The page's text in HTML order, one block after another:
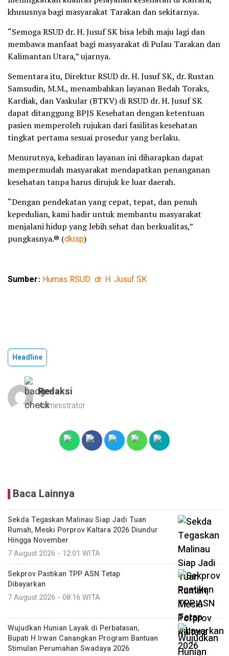
khususnya bagi masyarakat Tarakan dan sekitarnya.
“Semoga RSUD dr. H. Jusuf SK bisa lebih maju lagi dan
membawa manfaat bagi masyarakat di Pulau Tarakan dan
Kalimantan Utara,” ujarnya.
Sementara itu, Direktur RSUD dr. H. Jusuf SK, dr. Rustan
Samsudin, M.M., menambahkan layanan Bedah Toraks,
Kardiak, dan Vaskular (BTKV) di RSUD dr. H. Jusuf SK
dapat ditanggung BPJS Kesehatan dengan ketentuan
pasien memperoleh rujukan dari fasilitas kesehatan
tingkat pertama sesuai prosedur yang berlaku.
Menurutnya, kehadiran layanan ini diharapkan dapat
mempermudah masyarakat mendapatkan penanganan
kesehatan tanpa harus dirujuk ke luar daerah.
“Dengan pendekatan yang cepat, tepat, dan penuh
kepedulian, kami hadir untuk membantu masyarakat
menjalani hidup yang lebih sehat dan berkualitas,”
pungkasnya.® (dkisp)
Sumber: Humas RSUD dr. H. Jusuf SK
Headline
Redaksi
Administrator
Baca Lainnya
Sekda Tegaskan Malinau Siap Jadi Tuan
Rumah, Meski Porprov Kaltara 2026 Diundur
Hingga November
7 August 2026 - 12:01 WITA
Sekprov Pastikan TPP ASN Tetap
Dibayarkan
7 August 2026 - 08:16 WITA
Wujudkan Hunian Layak di Perbatasan,
Bupati H Irwan Canangkan Program Bantuan
Stimulan Perumahan Swadaya 2026